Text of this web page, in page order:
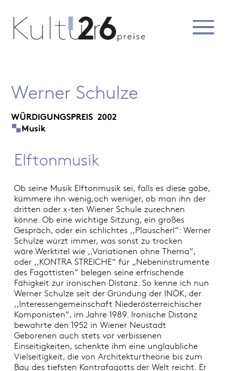
Werner Schulze
WÜRDIGUNGSPREIS 2002
Musik
Elftonmusik
Ob seine Musik Elftonmusik sei, falls es diese gäbe,
kümmere ihn wenig,och weniger, ob man ihn der
dritten oder x-ten Wiener Schule zurechnen
könne. Ob eine wichtige Sitzung, ein großes
Gespräch, oder ein schlichtes ,,Plauscherl“: Werner
Schulze würzt immer, was sonst zu trocken
wäre.Werktitel wie ,,Variationen ohne Thema“,
oder ,,KONTRA STREICHE“ für „Nebeninstrumente
des Fagottisten“ belegen seine erfrischende
Fähigkeit zur ironischen Distanz. So kenne ich nun
Werner Schulze seit der Gründung der INÖK, der
,,Interessengemeinschaft Niederösterreichischer
Komponisten“, im Jahre 1989. Ironische Distanz
bewahrte den 1952 in Wiener Neustadt
Geborenen auch stets vor verbissenen
Einseitigkeiten, schenkte ihm eine unglaubliche
Vielseitigkeit, die von Architekturtheorie bis zum
Bau des tiefsten Kontrafagotts der Welt reicht. Er